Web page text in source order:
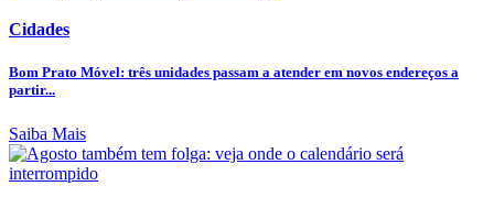
Cidades
Bom Prato Móvel: três unidades passam a atender em novos endereços a
partir...
Saiba Mais